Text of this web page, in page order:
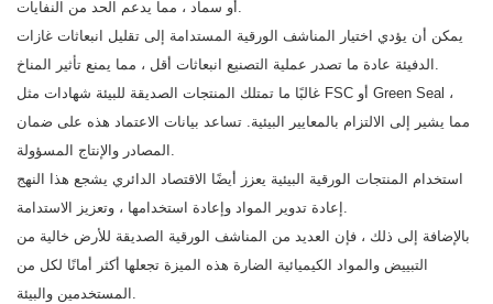
أو سماد ، مما يدعم الحد من النفايات.
يمكن أن يؤدي اختيار المناشف الورقية المستدامة إلى تقليل انبعاثات غازات
الدفيئة عادة ما تصدر عملية التصنيع انبعاثات أقل ، مما يمنع تأثير المناخ.
غالبًا ما تمتلك المنتجات الصديقة للبيئة شهادات مثل FSC أو Green Seal ،
مما يشير إلى الالتزام بالمعايير البيئية. تساعد بيانات الاعتماد هذه على ضمان
المصادر والإنتاج المسؤولة.
استخدام المنتجات الورقية البيئية يعزز أيضًا الاقتصاد الدائري يشجع هذا النهج
إعادة تدوير المواد وإعادة استخدامها ، وتعزيز الاستدامة.
بالإضافة إلى ذلك ، فإن العديد من المناشف الورقية الصديقة للأرض خالية من
التبييض والمواد الكيميائية الضارة هذه الميزة تجعلها أكثر أمانًا لكل من
المستخدمين والبيئة.